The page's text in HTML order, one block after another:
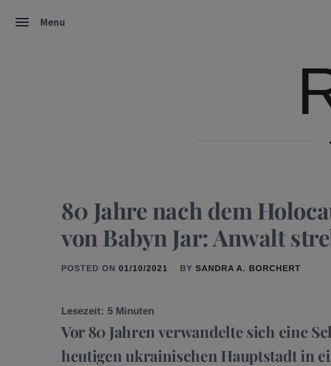
Menu
80 Jahre nach dem
von Babyn Jar: Anwalt
POSTED ON 01/10/2021 BY SANDRA A. BORCHERT
Lesezeit: 5 Minuten
Vor 80 Jahren verwandelte sich eine
heutigen ukrainischen Hauptstadt in